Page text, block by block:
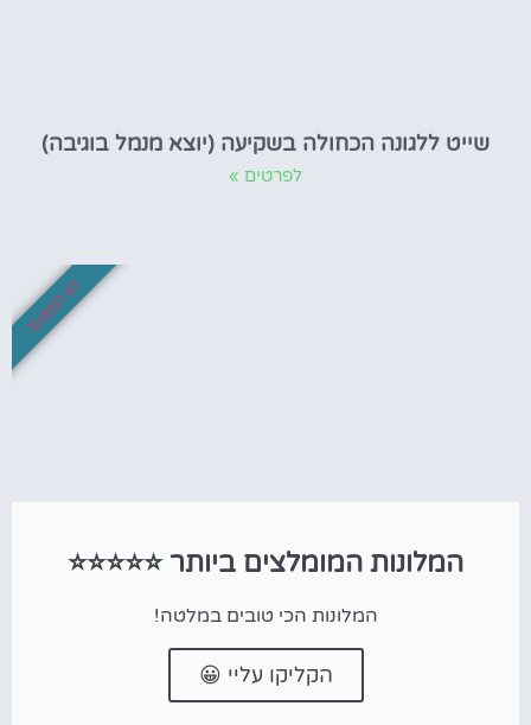
שייט ללגונה הכחולה בשקיעה (יוצא מנמל בוגיבה)
לפרטים »
המלונות המומלצים ביותר ⭐⭐⭐⭐⭐
המלונות הכי טובים במלטה!
הקליקו עליי 😀
לא לפספס!